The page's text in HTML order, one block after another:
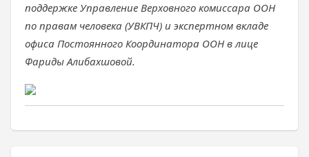
поддержке Управление Верховного комиссара ООН
по правам человека (УВКПЧ) и экспертном вкладе
офиса Постоянного Координатора ООН в лице
Фариды Алибахшовой.